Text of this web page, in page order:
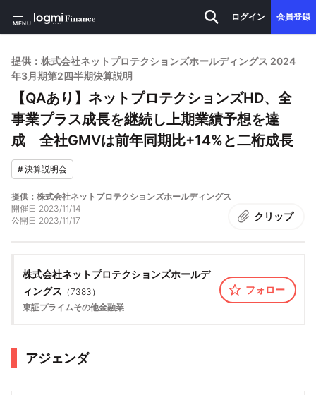
MENU
ログイン 会員登録
提供：株式会社ネットプロテクションズホールディングス 2024
年3月期第2四半期決算説明
【QAあり】ネットプロテクションズHD、全
事業プラス成長を継続し上期業績予想を達
成 全社GMVは前年同期比+14%と二桁成長
#決算説明会
提供：株式会社ネットプロテクションズホールディングス
開催日 2023/11/14
公開日 2023/11/17 クリップ
株式会社ネットプロテクションズホールデ
ィングス （7383 ）
東証プライムその他金融業
フォロー
アジェンダ